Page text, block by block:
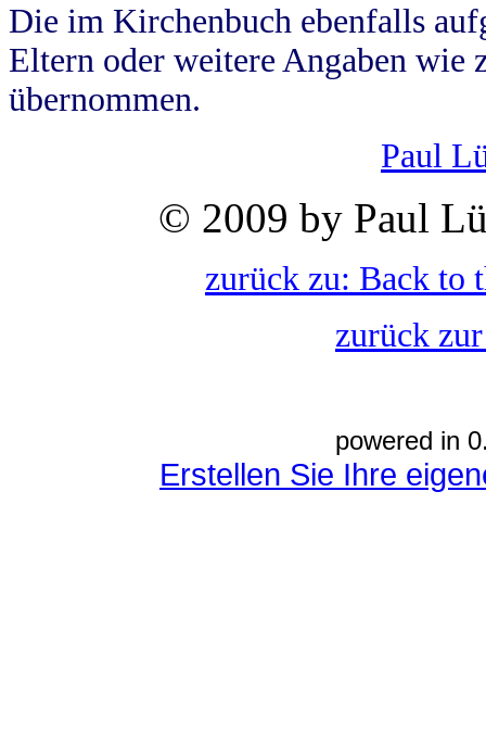
Die im Kirchenbuch ebenfalls
Eltern oder weitere Angaben wie
übernommen.
Paul
© 2009 by Paul
zurück zu: Back to
zurück
powered in
Erstellen Sie Ihre